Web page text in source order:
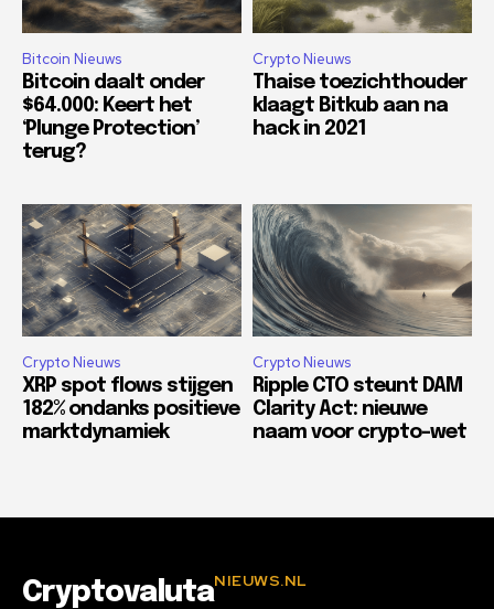
Bitcoin Nieuws
Bitcoin daalt onder
$64.000: Keert het
‘Plunge Protection’
terug?
Crypto Nieuws
Thaise toezichthouder
klaagt Bitkub aan na
hack in 2021
Crypto Nieuws
XRP spot flows stijgen
182% ondanks positieve
marktdynamiek
Crypto Nieuws
Ripple CTO steunt DAM
Clarity Act: nieuwe
naam voor crypto-wet
CryptovalutaNIEUWS.NL